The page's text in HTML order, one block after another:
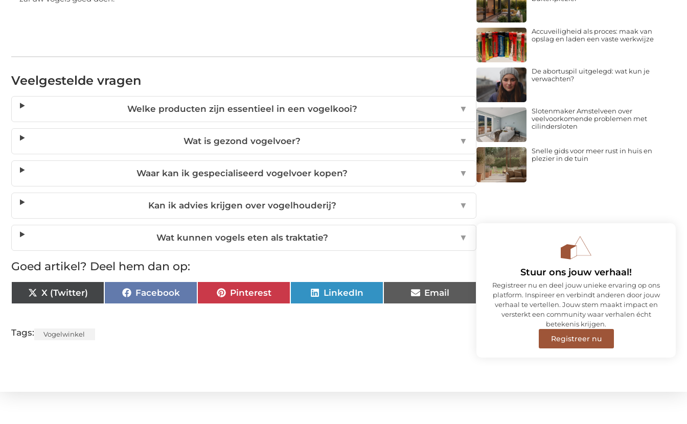
Veelgestelde vragen
Welke producten zijn essentieel in een vogelkooi? ▼
Wat is gezond vogelvoer? ▼
Waar kan ik gespecialiseerd vogelvoer kopen? ▼
Kan ik advies krijgen over vogelhouderij? ▼
Wat kunnen vogels eten als traktatie? ▼
Goed artikel? Deel hem dan op:
X (Twitter) Facebook Pinterest LinkedIn Email
Tags: Vogelwinkel
Accuveiligheid als proces: maak van
opslag en laden een vaste werkwijze
De abortuspil uitgelegd: wat kun je
verwachten?
Slotenmaker Amstelveen over
veelvoorkomende problemen met
cilindersloten
Snelle gids voor meer rust in huis en
plezier in de tuin
Stuur ons jouw verhaal!
Registreer nu en deel jouw unieke ervaring op ons
platform. Inspireer en verbindt anderen door jouw
verhaal te vertellen. Jouw stem maakt impact en
versterkt een community waar verhalen écht
betekenis krijgen.
Registreer nu